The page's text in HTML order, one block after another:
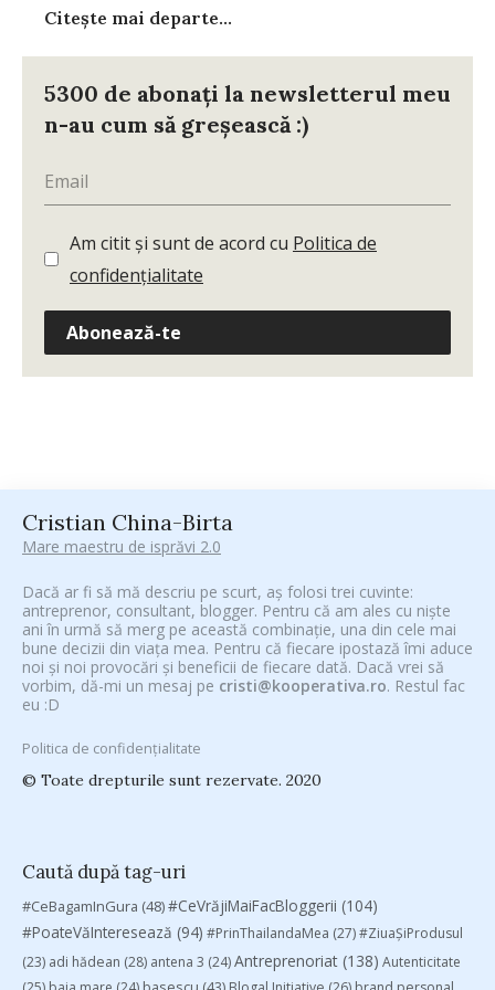
Citește mai departe...
5300 de abonați la newsletterul meu
n-au cum să greșească :)
Am citit și sunt de acord cu Politica de
confidențialitate
Abonează-te
Cristian China-Birta
Mare maestru de isprăvi 2.0
Dacă ar fi să mă descriu pe scurt, aș folosi trei cuvinte:
antreprenor, consultant, blogger. Pentru că am ales cu niște
ani în urmă să merg pe această combinație, una din cele mai
bune decizii din viața mea. Pentru că fiecare ipostază îmi aduce
noi și noi provocări și beneficii de fiecare dată. Dacă vrei să
vorbim, dă-mi un mesaj pe cristi@kooperativa.ro. Restul fac
eu :D
Politica de confidențialitate
© Toate drepturile sunt rezervate. 2020
Caută după tag-uri
#CeBagamInGura (48)#CeVrăjiMaiFacBloggerii (104)
#PoateVăInteresează (94) #PrinThailandaMea (27)#ZiuaȘiProdusul
(23) adi hădean (28) antena 3 (24)Antreprenoriat (138) Autenticitate